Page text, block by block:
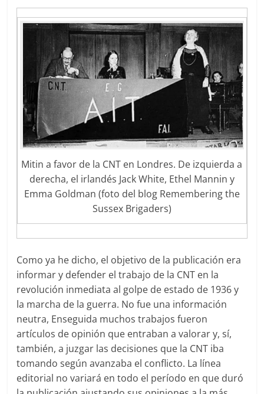
Mitin a favor de la CNT en Londres. De izquierda a
derecha, el irlandés Jack White, Ethel Mannin y
Emma Goldman (foto del blog Remembering the
Sussex Brigaders)
Como ya he dicho, el objetivo de la publicación era
informar y defender el trabajo de la CNT en la
revolución inmediata al golpe de estado de 1936 y
la marcha de la guerra. No fue una información
neutra, Enseguida muchos trabajos fueron
artículos de opinión que entraban a valorar y, sí,
también, a juzgar las decisiones que la CNT iba
tomando según avanzaba el conflicto. La línea
editorial no variará en todo el período en que duró